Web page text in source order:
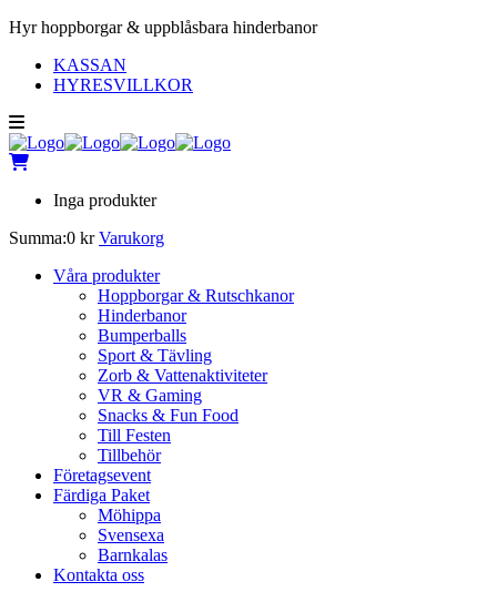
Hyr hoppborgar & uppblåsbara hinderbanor
KASSAN
HYRESVILLKOR
Inga produkter
Summa:0 kr Varukorg
Våra produkter
Hoppborgar & Rutschkanor
Hinderbanor
Bumperballs
Sport & Tävling
Zorb & Vattenaktiviteter
VR & Gaming
Snacks & Fun Food
Till Festen
Tillbehör
Företagsevent
Färdiga Paket
Möhippa
Svensexa
Barnkalas
Kontakta oss